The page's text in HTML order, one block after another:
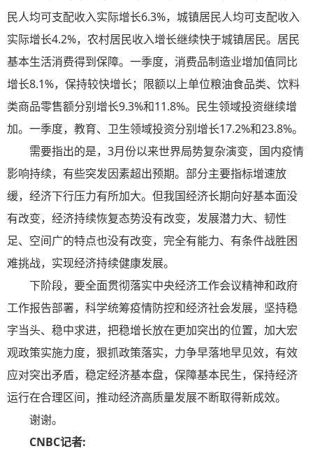
民人均可支配收入实际增长6.3%，城镇居民人均可支配收入
实际增长4.2%，农村居民收入增长继续快于城镇居民。居民
基本生活消费得到保障。一季度，消费品制造业增加值同比
增长8.1%，保持较快增长；限额以上单位粮油食品类、饮料
类商品零售额分别增长9.3%和11.8%。民生领域投资继续增
加。一季度，教育、卫生领域投资分别增长17.2%和23.8%。
需要指出的是，3月份以来世界局势复杂演变，国内疫情
影响持续，有些突发因素超出预期。部分主要指标增速放
缓，经济下行压力有所加大。但我国经济长期向好基本面没
有改变，经济持续恢复态势没有改变，发展潜力大、韧性
足、空间广的特点也没有改变，完全有能力、有条件战胜困
难挑战，实现经济持续健康发展。
下阶段，要全面贯彻落实中央经济工作会议精神和政府
工作报告部署，科学统筹疫情防控和经济社会发展，坚持稳
字当头、稳中求进，把稳增长放在更加突出的位置，加大宏
观政策实施力度，狠抓政策落实，力争早落地早见效，有效
应对突出矛盾，稳定经济基本盘，保障基本民生，保持经济
运行在合理区间，推动经济高质量发展不断取得新成效。
谢谢。
CNBC记者: